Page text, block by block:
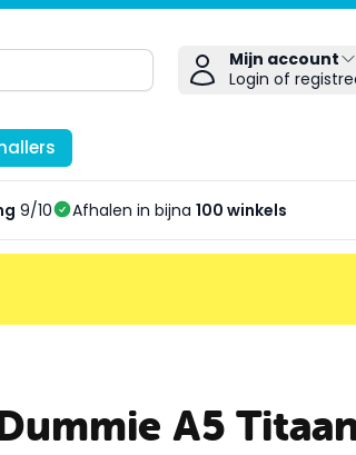
Mijn account
Login of
9/10 Afhalen in bijna 100 winkels
A5